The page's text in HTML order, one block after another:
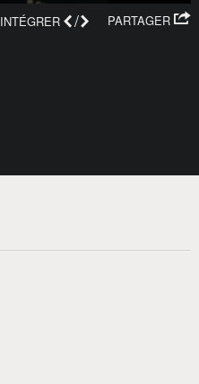
PARTAGER
INTÉGRER /